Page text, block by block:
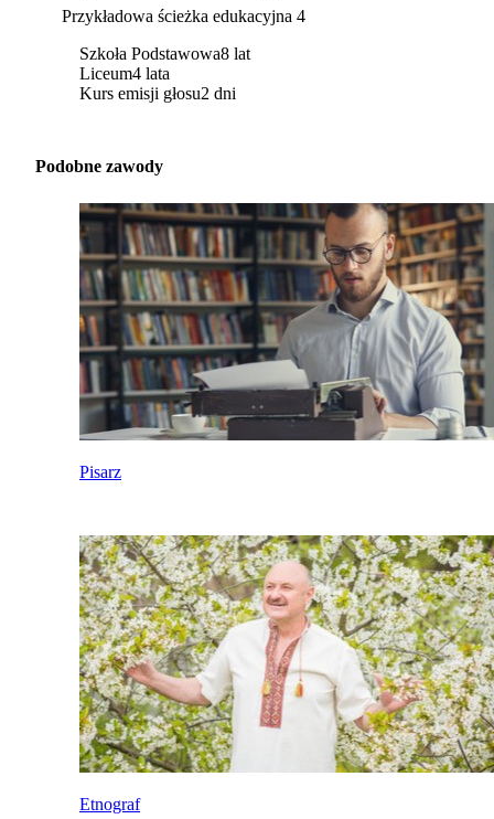
Przykładowa ścieżka edukacyjna 4
Szkoła Podstawowa8 lat
Liceum4 lata
Kurs emisji głosu2 dni
Podobne zawody
Pisarz
Etnograf